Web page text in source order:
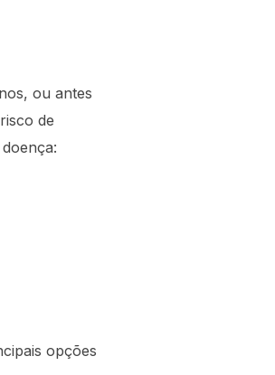
ou antes
de
opções